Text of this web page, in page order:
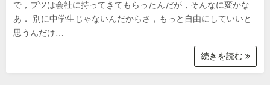
で，ブツは会社に持ってきてもらったんだが，そんなに変かな
あ． 別に中学生じゃないんだからさ，もっと自由にしていいと
思うんだけ…
続きを読む